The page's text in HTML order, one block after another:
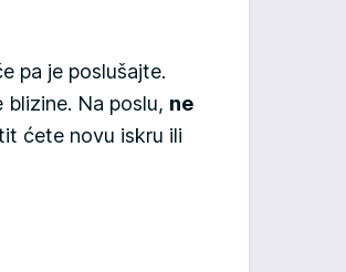
pa je poslušajte.
Na poslu, ne
ćete novu iskru ili